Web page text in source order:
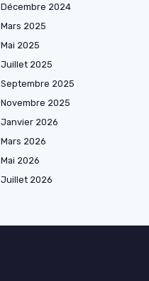
Décembre 2024
Mars 2025
Mai 2025
Juillet 2025
Septembre 2025
Novembre 2025
Janvier 2026
Mars 2026
Mai 2026
Juillet 2026